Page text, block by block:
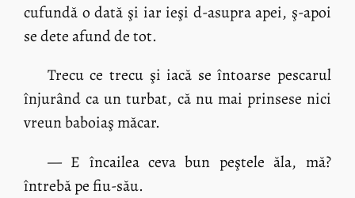
cufundă o dată şi iar ieşi d-asupra apei, ş-apoi
se dete afund de tot.
Trecu ce trecu şi iacă se întoarse pescarul
înjurând ca un turbat, că nu mai prinsese nici
vreun baboiaş măcar.
— E încailea ceva bun peştele ăla, mă?
întrebă pe fiu-său.